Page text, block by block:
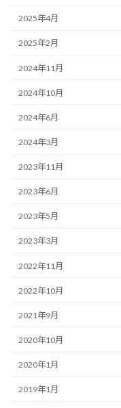
2025年4月
2025年2月
2024年11月
2024年10月
2024年6月
2024年3月
2023年11月
2023年6月
2023年5月
2023年3月
2022年11月
2022年10月
2021年9月
2020年10月
2020年1月
2019年1月